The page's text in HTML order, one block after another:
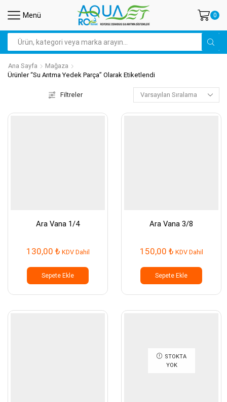
Menü 0
Search
input
Ana Sayfa
Mağaza
Ürünler “su Arıtma Yedek Parça” Olarak Etiketlendi
Filtreler
Ara Vana 1/4
130,00 ₺ KDV Dahil
Sepete Ekle
Ara Vana 3/8
150,00 ₺ KDV Dahil
Sepete Ekle
STOKTA
YOK